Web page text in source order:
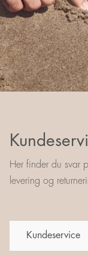
Her finder du svar
levering og
Kundeservice